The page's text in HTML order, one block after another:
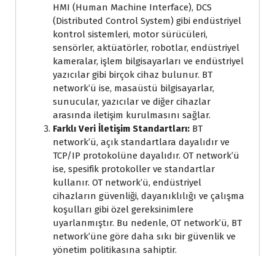
HMI (Human Machine Interface), DCS
(Distributed Control System) gibi endüstriyel
kontrol sistemleri, motor sürücüleri,
sensörler, aktüatörler, robotlar, endüstriyel
kameralar, işlem bilgisayarları ve endüstriyel
yazıcılar gibi birçok cihaz bulunur. BT
network’ü ise, masaüstü bilgisayarlar,
sunucular, yazıcılar ve diğer cihazlar
arasında iletişim kurulmasını sağlar.
Farklı Veri İletişim Standartları: BT
network’ü, açık standartlara dayalıdır ve
TCP/IP protokolüne dayalıdır. OT network’ü
ise, spesifik protokoller ve standartlar
kullanır. OT network’ü, endüstriyel
cihazların güvenliği, dayanıklılığı ve çalışma
koşulları gibi özel gereksinimlere
uyarlanmıştır. Bu nedenle, OT network’ü, BT
network’üne göre daha sıkı bir güvenlik ve
yönetim politikasına sahiptir.